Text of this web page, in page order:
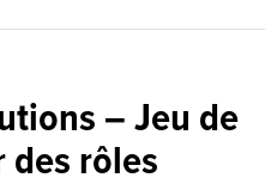
– Jeu de
des rôles